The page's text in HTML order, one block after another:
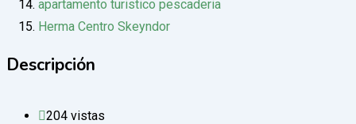
apartamento turistico pescaderia
Herma Centro Skeyndor
Descripción
204 vistas